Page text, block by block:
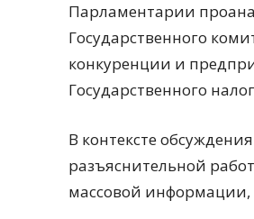
Парламентарии
Государственного
конкуренции и
Государственного
В контексте
разъяснительной
массовой информации,